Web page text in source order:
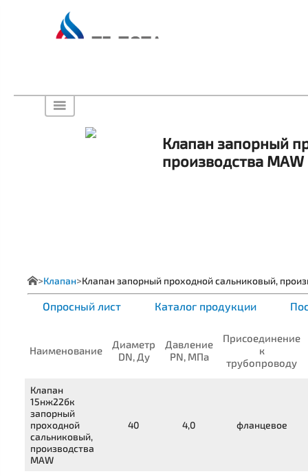
Клапан запорный
производства MAW
Клапан Клапан запорный проходной сальниковый,
Опросный лист Каталог продукции
Наименование
Диаметр
DN, Ду
Давление
PN, МПа
Присоединение
к
трубопроводу
Клапан
15нж22бк
запорный
проходной
сальниковый,
производства
MAW
40 4,0 фланцевое